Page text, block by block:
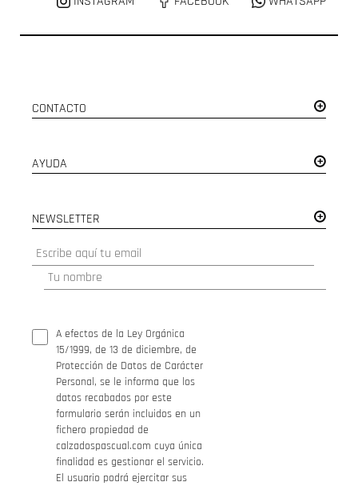
CONTACTO
AYUDA
NEWSLETTER
A efectos de la Ley Orgánica
15/1999, de 13 de diciembre, de
Protección de Datos de Carácter
Personal, se le informa que los
datos recabados por este
formulario serán incluidos en un
fichero propiedad de
calzadospascual.com cuya única
finalidad es gestionar el servicio.
El usuario podrá ejercitar sus